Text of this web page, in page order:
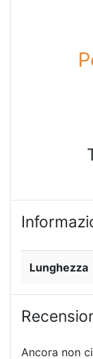
Lunghezza
Ancora non